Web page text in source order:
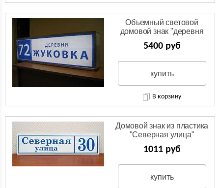
Объемный световой
домовой знак "деревня
Жуковка"
5400 руб
купить
В корзину
Домовой знак из пластика
"Северная улица"
1011 руб
купить